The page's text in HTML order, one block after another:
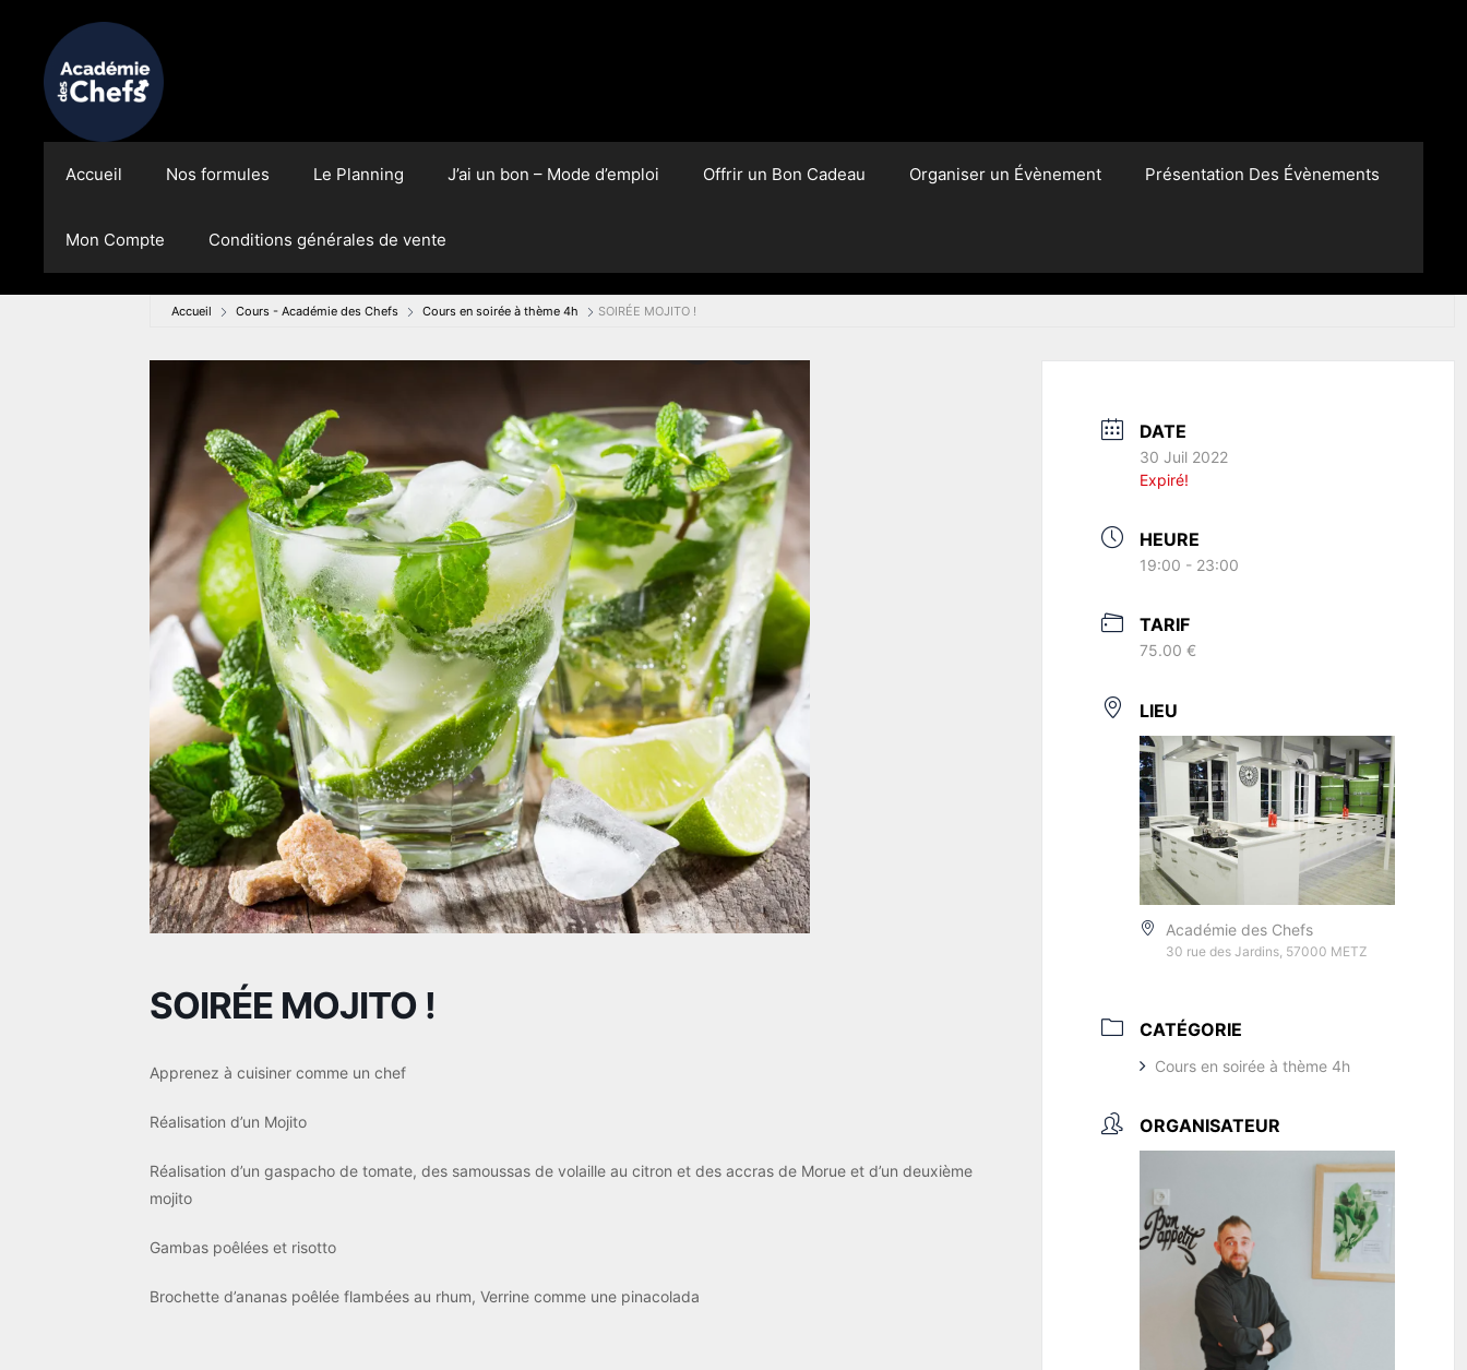
contenu
Accueil Nos formules Le Planning J’ai un bon – Mode d’emploi Offrir un Bon Cadeau Organiser un Évènement Présentation Des Évènements
Mon Compte Conditions générales de vente
Accueil Cours - Académie des Chefs Cours en soirée à thème 4h SOIRÉE MOJITO !
SOIRÉE MOJITO !
Apprenez à cuisiner comme un chef
Réalisation d’un Mojito
Réalisation d’un gaspacho de tomate, des samoussas de volaille au citron et des accras de Morue et d’un deuxième
mojito
Gambas poêlées et risotto
Brochette d’ananas poêlée flambées au rhum, Verrine comme une pinacolada
DATE
30 Juil 2022
Expiré!
HEURE
19:00 - 23:00
TARIF
75.00 €
LIEU
Académie des Chefs
30 rue des Jardins, 57000 METZ
CATÉGORIE
Cours en soirée à thème 4h
ORGANISATEUR